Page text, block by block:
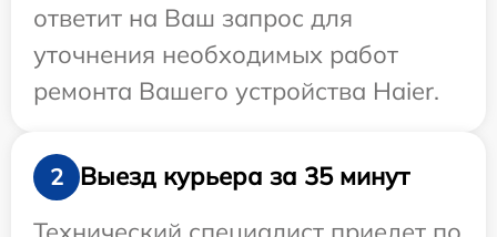
ответит на Ваш запрос для
уточнения необходимых работ
ремонта Вашего устройства Haier.
2
Выезд курьера за 35 минут